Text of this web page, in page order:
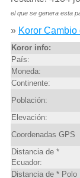
el que se genera esta
» Koror
Koror info:
País:
Moneda:
Continente:
Población:
Elevación:
Coordenadas GPS
Distancia de *
Ecuador:
Distancia de * Polo